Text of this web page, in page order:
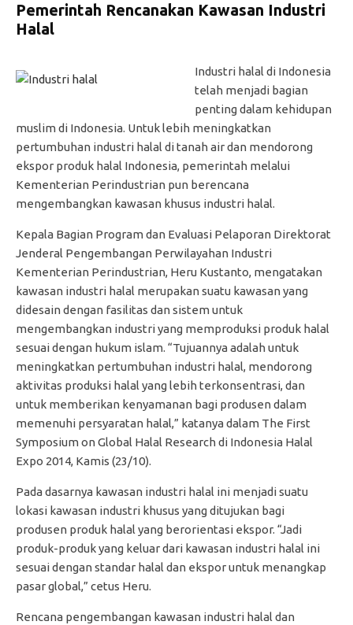
Pemerintah Rencanakan Kawasan Industri
Halal
Industri halal di Indonesia
telah menjadi bagian
penting dalam kehidupan
muslim di Indonesia. Untuk lebih meningkatkan
pertumbuhan industri halal di tanah air dan mendorong
ekspor produk halal Indonesia, pemerintah melalui
Kementerian Perindustrian pun berencana
mengembangkan kawasan khusus industri halal.
Kepala Bagian Program dan Evaluasi Pelaporan Direktorat
Jenderal Pengembangan Perwilayahan Industri
Kementerian Perindustrian, Heru Kustanto, mengatakan
kawasan industri halal merupakan suatu kawasan yang
didesain dengan fasilitas dan sistem untuk
mengembangkan industri yang memproduksi produk halal
sesuai dengan hukum islam. “Tujuannya adalah untuk
meningkatkan pertumbuhan industri halal, mendorong
aktivitas produksi halal yang lebih terkonsentrasi, dan
untuk memberikan kenyamanan bagi produsen dalam
memenuhi persyaratan halal,” katanya dalam The First
Symposium on Global Halal Research di Indonesia Halal
Expo 2014, Kamis (23/10).
Pada dasarnya kawasan industri halal ini menjadi suatu
lokasi kawasan industri khusus yang ditujukan bagi
produsen produk halal yang berorientasi ekspor. “Jadi
produk-produk yang keluar dari kawasan industri halal ini
sesuai dengan standar halal dan ekspor untuk menangkap
pasar global,” cetus Heru.
Rencana pengembangan kawasan industri halal dan